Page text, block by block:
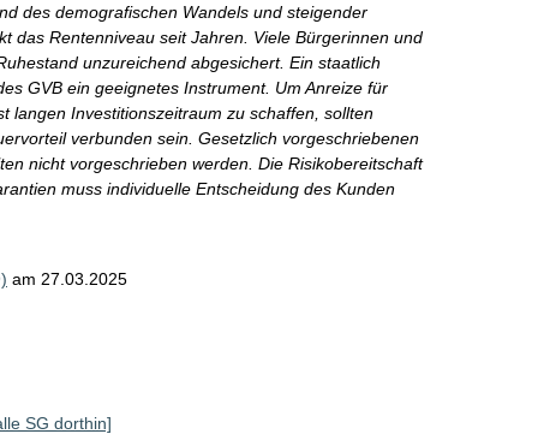
des demografischen Wandels und steigender
das Rentenniveau seit Jahren. Viele Bürgerinnen und
unzureichend abgesichert. Ein staatlich
GVB ein geeignetes Instrument. Um Anreize für
langen Investitionszeitraum zu schaffen, sollten
verbunden sein. Gesetzlich vorgeschriebenen
nicht vorgeschrieben werden. Die Risikobereitschaft
muss individuelle Entscheidung des Kunden
am 27.03.2025
SG dorthin]